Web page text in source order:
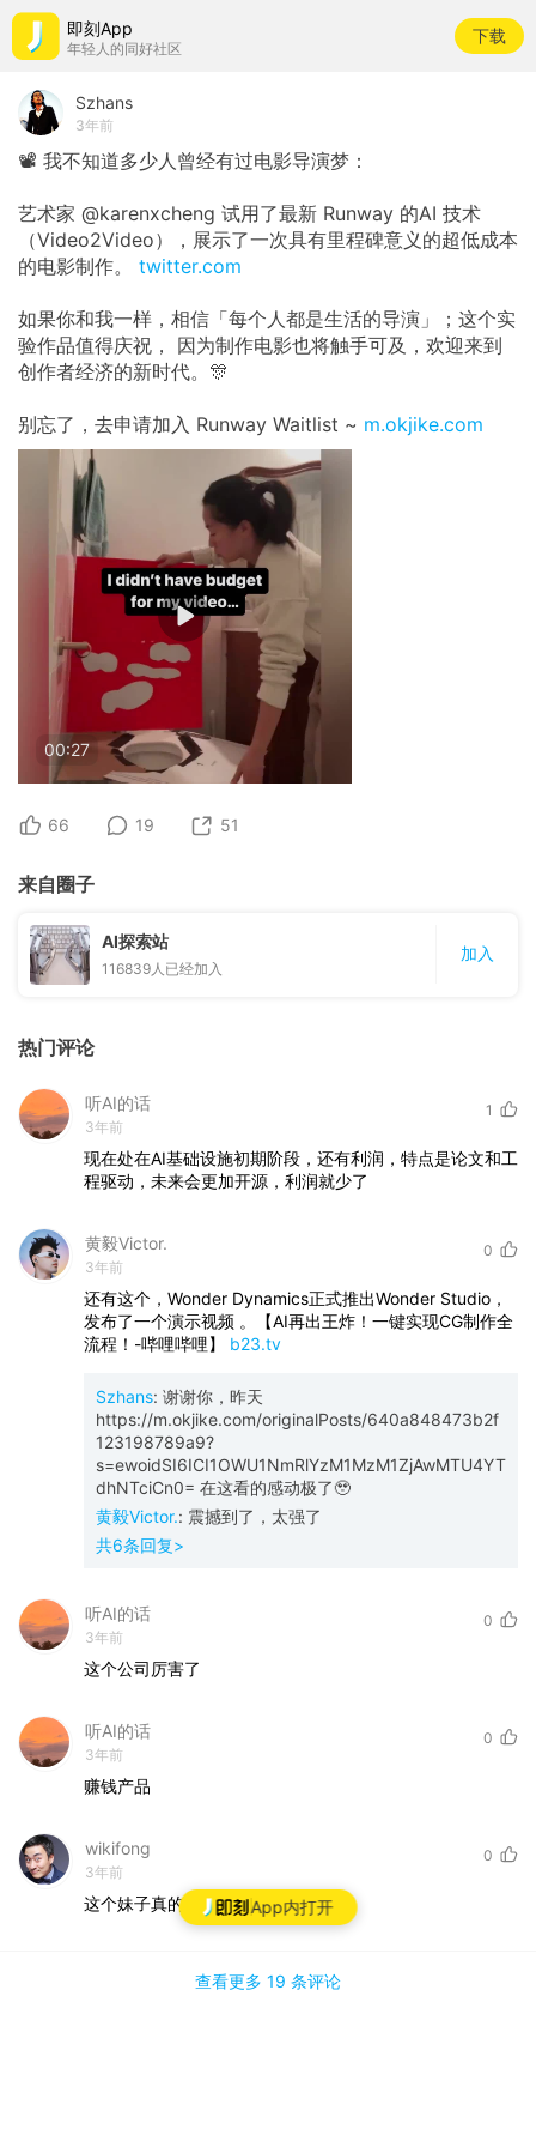
即刻App
年轻人的同好社区
下载
App内打开
Szhans
3年前
📽️ 我不知道多少人曾经有过电影导演梦：
艺术家 @karenxcheng 试用了最新 Runway 的AI 技术
（Video2Video），展示了一次具有里程碑意义的超低成本
的电影制作。 twitter.com
如果你和我一样，相信「每个人都是生活的导演」；这个实
验作品值得庆祝， 因为制作电影也将触手可及，欢迎来到
创作者经济的新时代。🎊
别忘了，去申请加入 Runway Waitlist ~ m.okjike.com
00:27
66 19 51
来自圈子
AI探索站
116839人已经加入
加入
热门评论
听AI的话
3年前
1
现在处在AI基础设施初期阶段，还有利润，特点是论文和工
程驱动，未来会更加开源，利润就少了
黄毅Victor.
3年前
0
还有这个，Wonder Dynamics正式推出Wonder Studio，
发布了一个演示视频 。【AI再出王炸！一键实现CG制作全
流程！-哔哩哔哩】 b23.tv
Szhans: 谢谢你，昨天
https://m.okjike.com/originalPosts/640a848473b2f
123198789a9?
s=ewoidSI6ICI1OWU1NmRlYzM1MzM1ZjAwMTU4YT
dhNTciCn0= 在这看的感动极了🥹
黄毅Victor.: 震撼到了，太强了
共6条回复>
听AI的话
3年前
0
这个公司厉害了
听AI的话
3年前
0
赚钱产品
wikifong
3年前
0
这个妹子真的很棒
查看更多 19 条评论